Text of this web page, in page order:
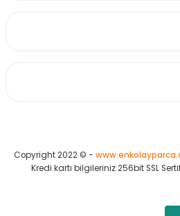
Copyright 2022 © -
Kredi kartı bilgileriniz 256bit SSL